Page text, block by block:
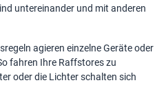
untereinander und mit anderen
agieren einzelne Geräte oder
fahren Ihre Raffstores zu
oder die Lichter schalten sich